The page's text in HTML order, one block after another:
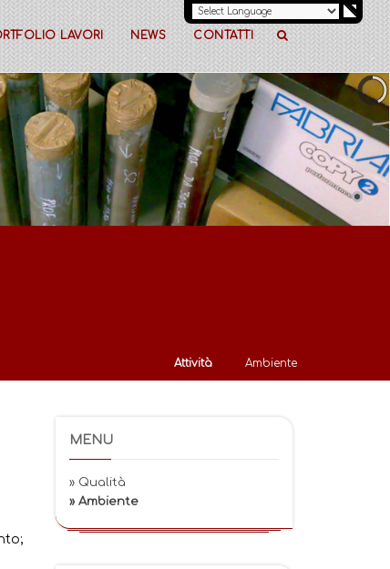
LAVORI NEWS CONTATTI
Attività Ambiente
MENU
» Qualità
» Ambiente